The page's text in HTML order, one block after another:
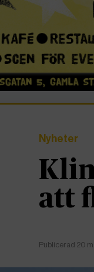
Nyheter
att
Publicerad 20